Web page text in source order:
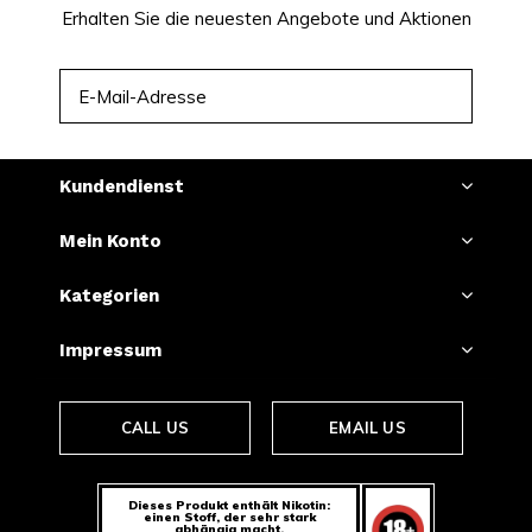
Erhalten Sie die neuesten Angebote und Aktionen
Kundendienst
Mein Konto
Kategorien
Impressum
CALL US EMAIL US
Dieses Produkt enthält Nikotin:
einen Stoff, der sehr stark